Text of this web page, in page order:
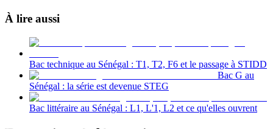
À lire aussi
Bac technique au Sénégal : T1, T2, F6 et le passage à STIDD
Bac G au
Sénégal : la série est devenue STEG
Bac littéraire au Sénégal : L1, L'1, L2 et ce qu'elles ouvrent